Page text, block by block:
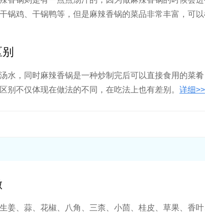
锅鸡、干锅鸭等，但是麻辣香锅的菜品非常丰富，可
水，同时麻辣香锅是一种炒制完后可以直接食用的菜
别不仅体现在做法的不同，在吃法上也有差别。 详细>>
姜、蒜、花椒、八角、三柰、小茴、桂皮、草果、香叶